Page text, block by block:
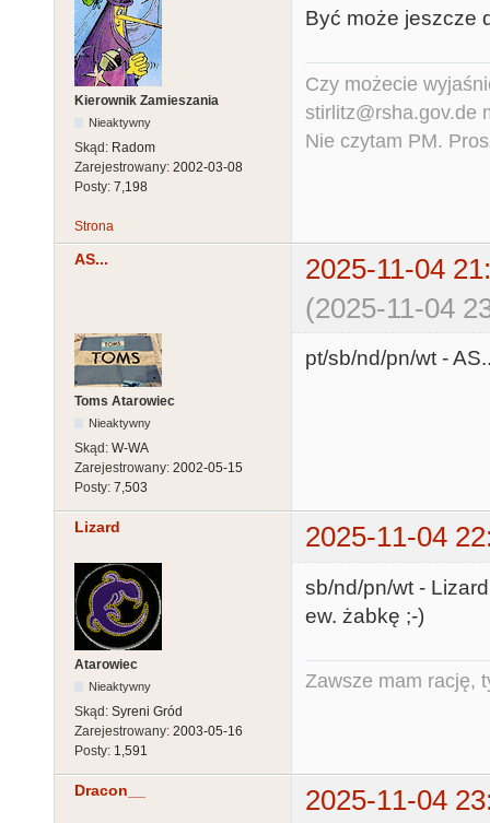
Kierownik Zamieszania
Nieaktywny
Skąd: Radom
Zarejestrowany: 2002-03-08
Posty: 7,198
Być może jeszcze
Czy możecie
stirlitz@rsha.gov.de
Nie czytam PM.
Strona
AS...
2025-11-04
(2025-11-04
Toms Atarowiec
Nieaktywny
Skąd: W-WA
Zarejestrowany: 2002-05-15
Posty: 7,503
pt/sb/nd/pn/wt -
Lizard 2025-11-04
Atarowiec
Nieaktywny
Skąd: Syreni Gród
Zarejestrowany: 2003-05-16
Posty: 1,591
sb/nd/pn/wt -
ew. żabkę ;-)
Zawsze mam rację,
Dracon__ 2025-11-04